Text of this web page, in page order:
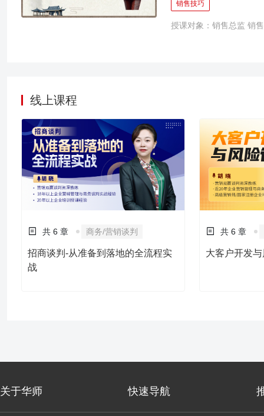
具备完善的业绩目标制
境，团队始终保持极高
销售技巧
授课对象：销售总监 销
线上课程
共 6 章 商务/营销谈判
招商谈判-从准备到落地的全流程实
战
共 6 章
大客户开发
关于华师 快速导航